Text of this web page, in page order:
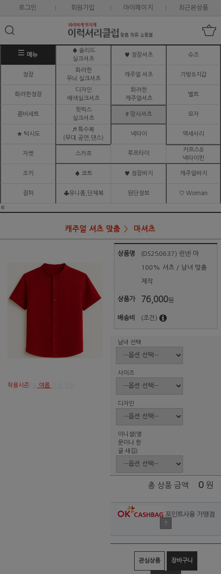
로그인 회원가입 마이페이지 최근본상품
메뉴
♠ 솔리드
실크셔츠
♥ 정장셔츠 슈즈
정장
화려한
무늬 실크셔츠
캐주얼 셔츠 가방&지갑
화려한정장
디자인
배색실크셔츠
화려한
캐주얼셔츠
벨트
콤비세트
핫픽스
실크셔츠
# 망사셔츠 모자
★ 턱시도
♬ 특수복
(무대.공연,댄스)
넥타이 액세서리
자켓 스카프 루프타이
커프스&
넥타이핀
조끼 ♠ 코트 ♥ 정장바지 캐주얼바지
점퍼 ♣유니폼,단체복 원단정보 ♡ Woman
ㅌ
캐주얼 셔츠 맞춤 마셔츠
착용시즌: 여름
상품명 (DS250637) 린넨 마
100% 셔츠 / 남녀 맞춤
제작
상품가 76,000원
배송비 (조건)
남녀 선택
사이즈
디자인
이니셜(영
문이나 한
글 새김)
총 상품 금액 0 원
포인트사용 가맹점
?
관심상품 장바구니